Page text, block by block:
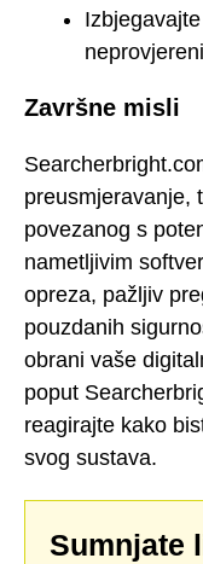
Završne misli
preusmjeravanje,
povezanog s
nametljivim
opreza, pažljiv
pouzdanih
obrani vaše
poput
reagirajte kako
svog sustava.
Sumnjate